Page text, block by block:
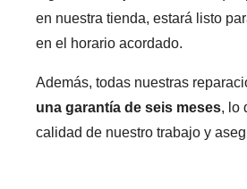
en nuestra tienda, estará listo
en el horario acordado.
Además, todas nuestras
una garantía de seis meses, lo
calidad de nuestro trabajo y